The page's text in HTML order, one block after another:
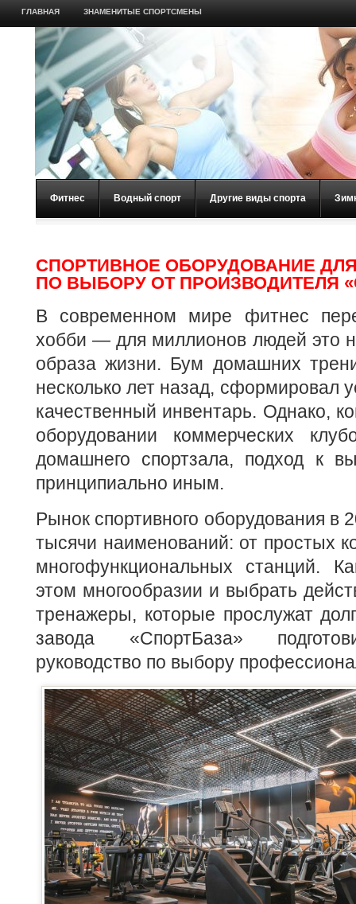
ГЛАВНАЯ ЗНАМЕНИТЫЕ СПОРТСМЕНЫ
Фитнес Водный спорт Другие виды спорта
СПОРТИВНОЕ ОБОРУДОВАНИЕ
ПО ВЫБОРУ ОТ ПРОИЗВОДИТЕЛЯ
В современном мире фитнес
хобби — для миллионов людей это
образа жизни. Бум домашних
несколько лет назад, сформировал
качественный инвентарь. Однако,
оборудовании коммерческих
домашнего спортзала, подход к
принципиально иным.
Рынок спортивного оборудования в
тысячи наименований: от простых
многофункциональных станций.
этом многообразии и выбрать
тренажеры, которые прослужат
завода «СпортБаза»
руководство по выбору